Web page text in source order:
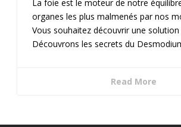
La foie est le moteur de notre
organes les plus malmenés par nos
Vous souhaitez découvrir une solution
Découvrons les secrets du
Read More